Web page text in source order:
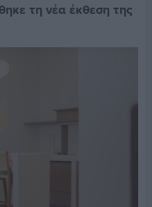
τη νέα έκθεση της